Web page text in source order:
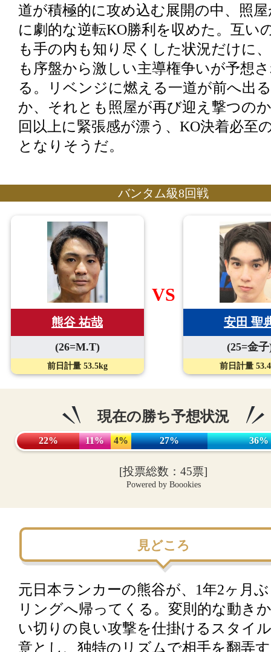
道が積極的に攻め込む展開の中、照屋
に劇的な逆転KO勝利を収めた。互い
も手の内も知り尽くした状況だけに
も序盤から激しい主導権争いが予想
る。リベンジに燃える一道が前へ出
か、それとも照屋が再び迎え撃つの
回以上に緊張感が漂う、KO決着必至
となりそうだ。
バンタム級8回戦
熊谷 祐哉
(26=M.T)
前日計量 53.5kg
VS
安田 聖
(25=金子
前日計量
現在の勝ち予想状況
22% 11% 4% 27% 36%
[投票総数：45票]
Powered by Boookies
見どころ
元日本ランカーの熊谷が、1年2ヶ月
リングへ帰ってくる。変則的な動き
い切りの良い攻撃を仕掛けるスタイ
意とし、独特のリズムで相手を翻弄